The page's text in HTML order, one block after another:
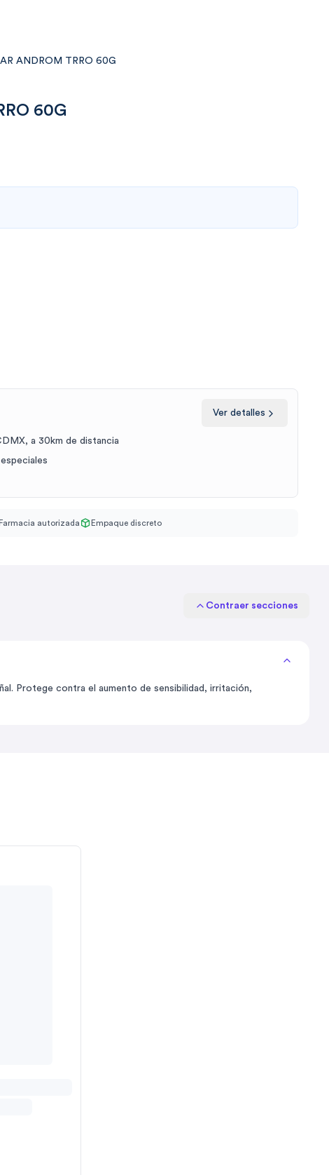
ANDROM TRRO 60G
60G
Ver detalles
a 30km de distancia
Farmacia autorizada Empaque discreto
Contraer secciones
Protege contra el aumento de sensibilidad, irritación,